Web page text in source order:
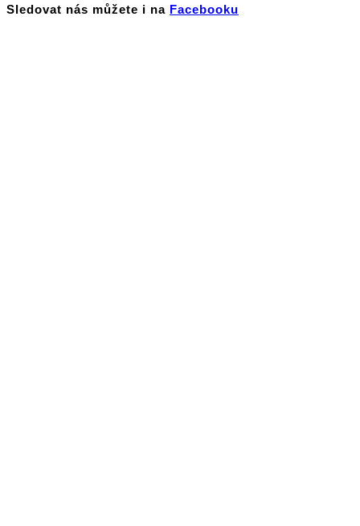
Sledovat nás můžete i na Facebooku